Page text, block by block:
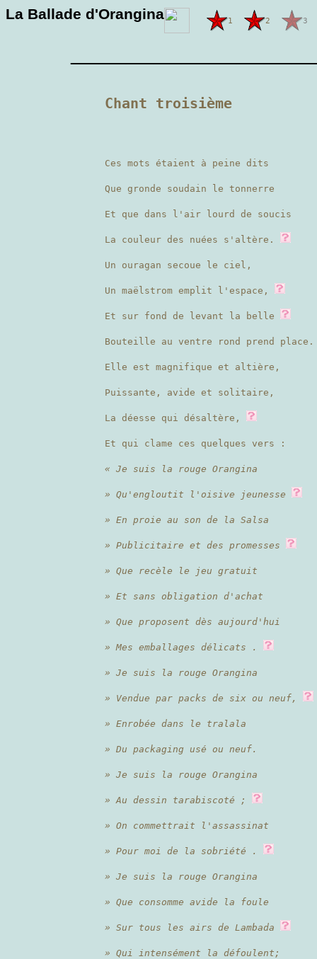
La Ballade d'Orangina 1 2 3
Chant troisième
Ces mots étaient à peine dits
Que gronde soudain le tonnerre
Et que dans l'air lourd de soucis
La couleur des nuées s'altère.
Un ouragan secoue le ciel,
Un maëlstrom emplit l'espace,
Et sur fond de levant la belle
Bouteille au ventre rond prend place.
Elle est magnifique et altière,
Puissante, avide et solitaire,
La déesse qui désaltère,
Et qui clame ces quelques vers :
« Je suis la rouge Orangina
» Qu'engloutit l'oisive jeunesse
» En proie au son de la Salsa
» Publicitaire et des promesses
» Que recèle le jeu gratuit
» Et sans obligation d'achat
» Que proposent dès aujourd'hui
» Mes emballages délicats .
» Je suis la rouge Orangina
» Vendue par packs de six ou neuf,
» Enrobée dans le tralala
» Du packaging usé ou neuf.
» Je suis la rouge Orangina
» Au dessin tarabiscoté ;
» On commettrait l'assassinat
» Pour moi de la sobriété .
» Je suis la rouge Orangina
» Que consomme avide la foule
» Sur tous les airs de Lambada
» Qui intensément la défoulent;